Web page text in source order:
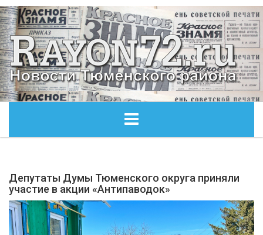
ОБЩЕСТВО
ЭКОНОМИКА
Депутаты Думы Тюменского округа приняли
участие в акции «Антипаводок»